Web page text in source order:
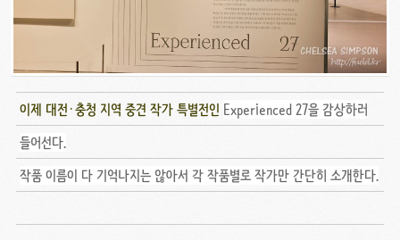
이제 대전·충청 지역 중견 작가 특별전인 Experienced 27을 감상하러
들어선다.
작품 이름이 다 기억나지는 않아서 각 작품별로 작가만 간단히 소개한다.